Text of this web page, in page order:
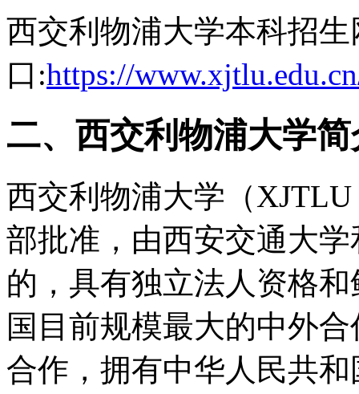
西交利物浦大学本科招
口:https://
二、西交利物浦大学简
西交利物浦大学（
部批准，由西安交通大
的，具有独立法人资格
国目前规模最大的中外
合作，拥有中华人民共